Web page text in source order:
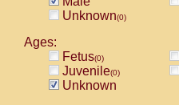
Unknown(0)
Ages:
Fetus(0)
Juvenile(0)
Unknown